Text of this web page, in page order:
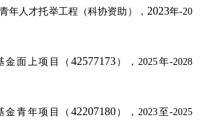
年人才托举工程（科协资助）， 2023年-20
金面上项目（ 42577173），2025年-2028
金青年项目（ 42207180），2023 至-2025